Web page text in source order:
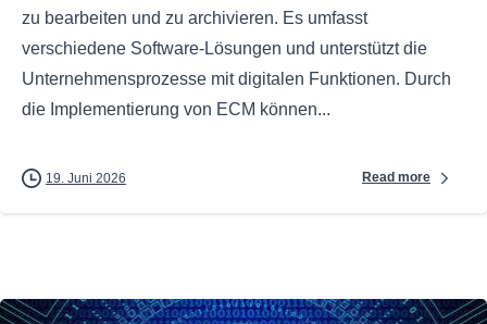
zu bearbeiten und zu archivieren. Es umfasst
verschiedene Software-Lösungen und unterstützt die
Unternehmensprozesse mit digitalen Funktionen. Durch
die Implementierung von ECM können...
19. Juni 2026 Read more